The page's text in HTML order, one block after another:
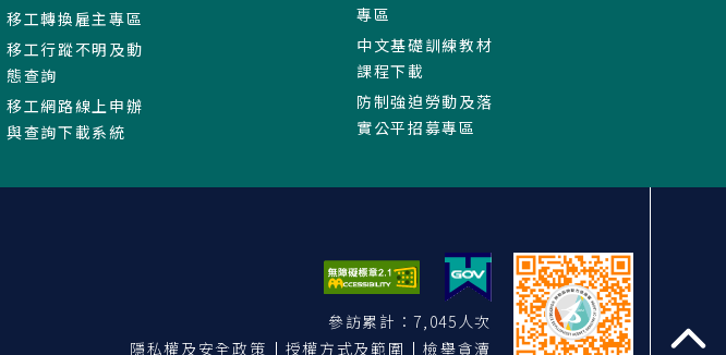
移工轉換雇主專區
移工行蹤不明及動
態查詢
移工網路線上申辦
與查詢下載系統
專區
中文基礎訓練教材
課程下載
防制強迫勞動及落
實公平招募專區
參訪累計：7,045人次
隱私權及安全政策
授權方式及範圍 檢舉貪瀆